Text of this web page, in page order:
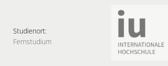
Studienort:
Fernstudium